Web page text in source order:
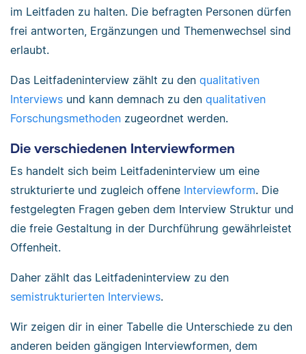
im Leitfaden zu halten. Die befragten Personen dürfen
frei antworten, Ergänzungen und Themenwechsel sind
erlaubt.
Das Leitfadeninterview zählt zu den qualitativen
Interviews und kann demnach zu den qualitativen
Forschungsmethoden zugeordnet werden.
Die verschiedenen Interviewformen
Es handelt sich beim Leitfadeninterview um eine
strukturierte und zugleich offene Interviewform. Die
festgelegten Fragen geben dem Interview Struktur und
die freie Gestaltung in der Durchführung gewährleistet
Offenheit.
Daher zählt das Leitfadeninterview zu den
semistrukturierten Interviews.
Wir zeigen dir in einer Tabelle die Unterschiede zu den
anderen beiden gängigen Interviewformen, dem